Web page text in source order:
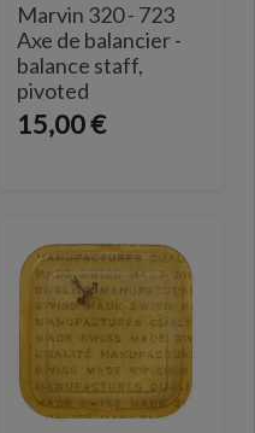
Marvin 320 - 723
Axe de balancier -
balance staff,
pivoted
15,00 €